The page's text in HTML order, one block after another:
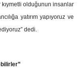
kıymetli olduğunun insanlar
yatırım yapıyoruz ve
” dedi.